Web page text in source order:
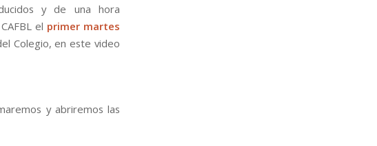
y de una hora
el primer martes
Colegio, en este video
y abriremos las